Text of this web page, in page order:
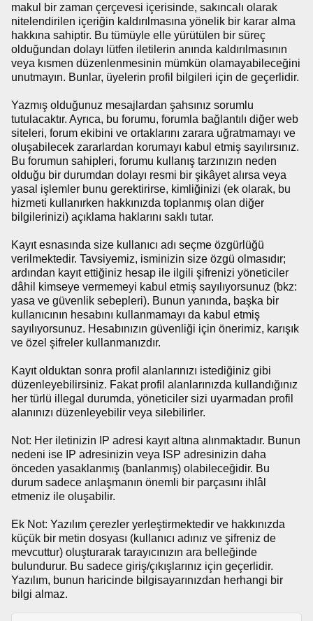
makul bir zaman çerçevesi içerisinde, sakıncalı olarak
nitelendirilen içeriğin kaldırılmasına yönelik bir karar alma
hakkına sahiptir. Bu tümüyle elle yürütülen bir süreç
olduğundan dolayı lütfen iletilerin anında kaldırılmasının
veya kısmen düzenlenmesinin mümkün olamayabileceğini
unutmayın. Bunlar, üyelerin profil bilgileri için de geçerlidir.
Yazmış olduğunuz mesajlardan şahsınız sorumlu
tutulacaktır. Ayrıca, bu forumu, forumla bağlantılı diğer web
siteleri, forum ekibini ve ortaklarını zarara uğratmamayı ve
oluşabilecek zararlardan korumayı kabul etmiş sayılırsınız.
Bu forumun sahipleri, forumu kullanış tarzınızın neden
olduğu bir durumdan dolayı resmi bir şikâyet alırsa veya
yasal işlemler bunu gerektirirse, kimliğinizi (ek olarak, bu
hizmeti kullanırken hakkınızda toplanmış olan diğer
bilgilerinizi) açıklama haklarını saklı tutar.
Kayıt esnasında size kullanıcı adı seçme özgürlüğü
verilmektedir. Tavsiyemiz, isminizin size özgü olmasıdır;
ardından kayıt ettiğiniz hesap ile ilgili şifrenizi yöneticiler
dâhil kimseye vermemeyi kabul etmiş sayılıyorsunuz (bkz:
yasa ve güvenlik sebepleri). Bunun yanında, başka bir
kullanıcının hesabını kullanmamayı da kabul etmiş
sayılıyorsunuz. Hesabınızın güvenliği için önerimiz, karışık
ve özel şifreler kullanmanızdır.
Kayıt olduktan sonra profil alanlarınızı istediğiniz gibi
düzenleyebilirsiniz. Fakat profil alanlarınızda kullandığınız
her türlü illegal durumda, yöneticiler sizi uyarmadan profil
alanınızı düzenleyebilir veya silebilirler.
Not: Her iletinizin IP adresi kayıt altına alınmaktadır. Bunun
nedeni ise IP adresinizin veya ISP adresinizin daha
önceden yasaklanmış (banlanmış) olabileceğidir. Bu
durum sadece anlaşmanın önemli bir parçasını ihlâl
etmeniz ile oluşabilir.
Ek Not: Yazılım çerezler yerleştirmektedir ve hakkınızda
küçük bir metin dosyası (kullanıcı adınız ve şifreniz de
mevcuttur) oluşturarak tarayıcınızın ara belleğinde
bulundurur. Bu sadece giriş/çıkışlarınız için geçerlidir.
Yazılım, bunun haricinde bilgisayarınızdan herhangi bir
bilgi almaz.